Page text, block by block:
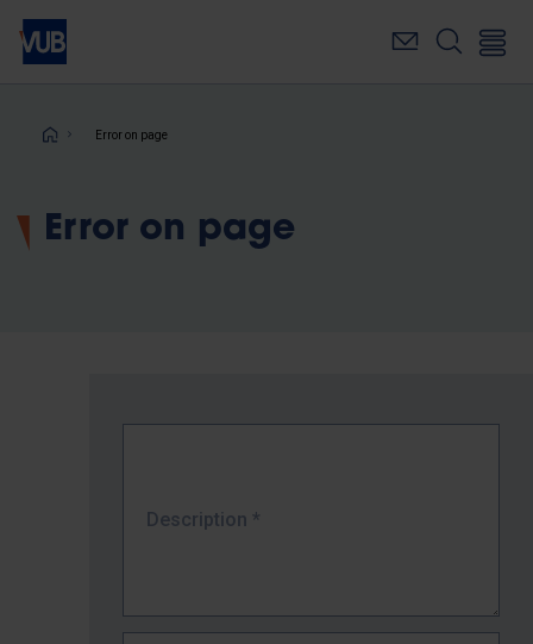
Skip
main
Breadcrumb
Error on page
Error on page
Description *